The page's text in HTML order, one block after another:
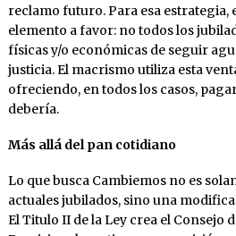
reclamo futuro. Para esa estrategia,
elemento a favor: no todos los
físicas y/o económicas de seguir
justicia. El macrismo utiliza esta
ofreciendo, en todos los casos,
debería.
Más allá del pan cotidiano
Lo que busca Cambiemos no es
actuales jubilados, sino una
El Titulo II de la Ley crea el Consejo